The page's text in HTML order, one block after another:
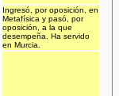
Ingresó, por oposición, en
Metafísica y pasó, por
oposición, a la que
desempeña. Ha servido
en Murcia.